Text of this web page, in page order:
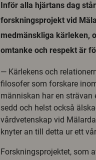
Inför alla hjärtans dag
forskningsprojekt vid
medmänskliga kärleken,
omtanke och respekt är
— Kärlekens och
filosofer som forskare
människan har en strävan
sedd och helst också
vårdvetenskap vid
knyter an till detta ur ett
Forskningsprojektet, som